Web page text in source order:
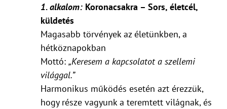
1. alkalom:Koronacsakra – Sors, életcél,
küldetés
Magasabb törvények az életünkben, a
hétköznapokban
Mottó: „Keresem a kapcsolatot a szellemi
világgal.”
Harmonikus működés esetén azt érezzük,
hogy része vagyunk a teremtett világnak, és